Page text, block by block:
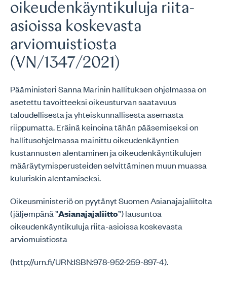
oikeudenkäyntikuluja riita-
asioissa koskevasta
arviomuistiosta
(VN/1347/2021)
Pääministeri Sanna Marinin hallituksen ohjelmassa on
asetettu tavoitteeksi oikeusturvan saatavuus
taloudellisesta ja yhteiskunnallisesta asemasta
riippumatta. Eräinä keinoina tähän pääsemiseksi on
hallitusohjelmassa mainittu oikeudenkäyntien
kustannusten alentaminen ja oikeudenkäyntikulujen
määräytymisperusteiden selvittäminen muun muassa
kuluriskin alentamiseksi.
Oikeusministeriö on pyytänyt Suomen Asianajajaliitolta
(jäljempänä ”Asianajajaliitto”) lausuntoa
oikeudenkäyntikuluja riita-asioissa koskevasta
arviomuistiosta
(http://urn.fi/URN:ISBN:978-952-259-897-4).